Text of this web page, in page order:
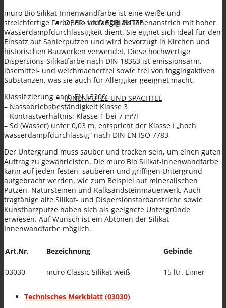
OBER- UND EDELPUTZE
INNENPUTZE UND SPACHTEL
FARBEN
SANIERPUTZSYSTEM UND
muro Bio Silikat-Innenwandfarbe ist eine weiße und
streichfertige Farbe, die vorrangig als Innenanstrich mit hoher
Wasserdampfdurchlässigkeit dient. Sie eignet sich ideal für den
Einsatz auf Sanierputzen und wird bevorzugt in Kirchen und
historischen Bauwerken verwendet. Diese hochwertige
Dispersions-Silikatfarbe nach DIN 18363 ist emissionsarm,
lösemittel- und weichmacherfrei sowie frei von foggingaktiven
Substanzen, was sie auch für Allergiker geeignet macht.
Klassifizierung nach EN 13300:
– Nassabriebsbeständigkeit Klasse 3
– Kontrastverhältnis: Klasse 1 bei 7 m²/l
– Sd (Wasser) unter 0,03 m, entspricht der Klasse I „hoch
wasserdampfdurchlässig“ nach DIN EN ISO 7783
Der Untergrund muss sauber und trocken sein, um einen guten
Auftrag zu gewährleisten. Die muro Bio Silikat-Innenwandfarbe
kann auf jeden festen, sauberen und griffigen Untergrund
aufgebracht werden, wie zum Beispiel auf mineralischen
Putzen, Natursteinen und Kalksandsteinmauerwerk. Auch
tragfähige alte Silikat- und Dispersionsfarbanstriche sowie
Kunstharzputze haben sich als geeignete Untergründe
erwiesen. Auf Wunsch ist ein Abtönen der Silikat
Innenwandfarbe möglich.
Art.Nr. Bezeichnung Gebinde
03030 muro Classic Silikat weiß 15 ltr. Eimer
Technisches Merkblatt (03030)